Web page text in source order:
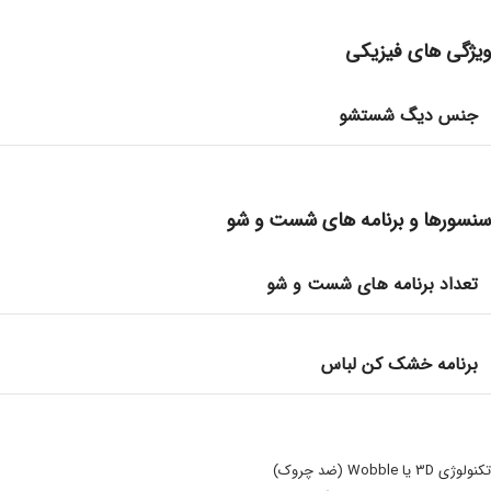
ویژگی های فیزیکی
جنس دیگ شستشو
سنسورها و برنامه های شست و شو
تعداد برنامه های شست و شو
برنامه خشک کن لباس
تکنولوژی 3D یا Wobble (ضد چروک)